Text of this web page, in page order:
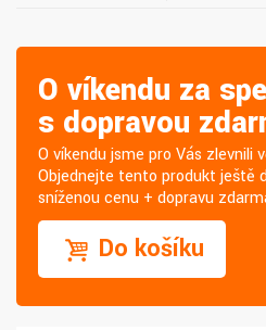
O víkendu za
s dopravou
O víkendu jsme pro Vás zlevnili
Objednejte tento produkt ještě
sníženou cenu + dopravu
Do košíku